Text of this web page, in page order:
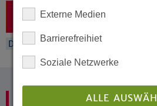
Zustimmung zum "Kirchenjahr
Datenschutz Impressum
Kollektenplan 2026
Externe Medien
Barrierefreihiet
Soziale Netzwerke
ALLE